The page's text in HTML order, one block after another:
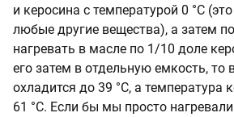
и керосина с температурой 0 °С
любые другие вещества), а затем
нагревать в масле по 1/10 доле
его затем в отдельную емкость, то
охладится до 39 °С, а температура
61 °С. Если бы мы просто